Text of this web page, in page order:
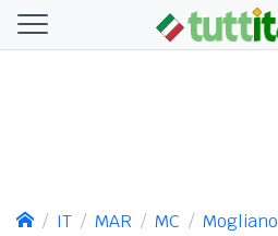
IT MAR MC Mogliano